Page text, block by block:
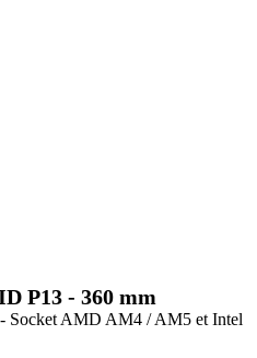
P13 - 360 mm
Socket AMD AM4 / AM5 et Intel